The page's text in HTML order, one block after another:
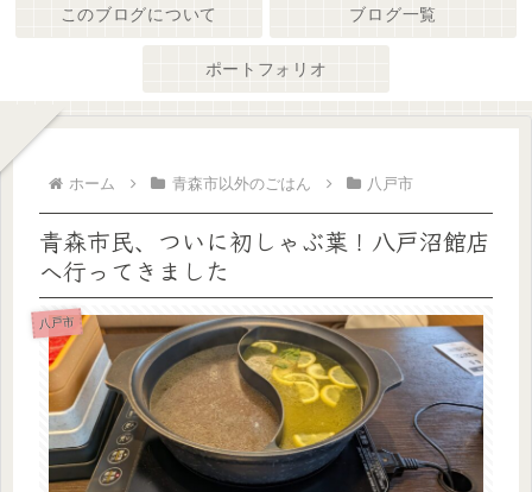
このブログについて ブログ一覧
ポートフォリオ
ホーム 青森市以外のごはん 八戸市
青森市民、ついに初しゃぶ葉！八戸沼館店
へ行ってきました
八戸市